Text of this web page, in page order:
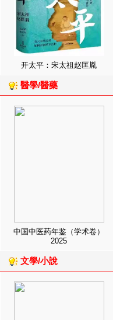
开太平：宋太祖赵匡胤
醫學/醫藥
中国中医药年鉴（学术卷）
2025
文學/小說